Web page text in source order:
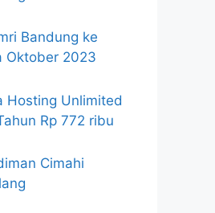
Bandung ke
Oktober 2023
Hosting Unlimited
Rp 772 ribu
Cimahi